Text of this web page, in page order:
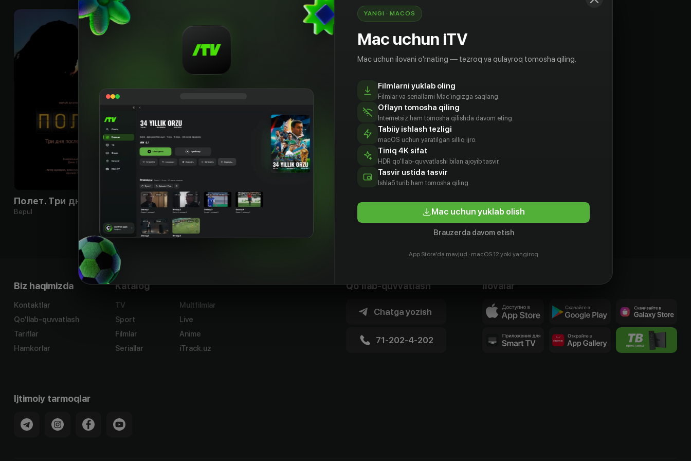
Bepul
Biz haqimizda
Kontaktlar
Qo'llab-quvvatlash
Tariflar
Hamkorlar
Katalog
TV
Sport
Filmlar
Seriallar
Multfilmlar
Live
Anime
iTrack.uz
Qo'llab-quvvatlash
Chatga yozish
71-202-4-202
Ilovalar
Ijtimoiy tarmoqlar
YANGI · MACOS
Mac uchun iTV
Mac uchun ilovani o'rnating — tezroq va qulayroq tomosha qiling.
Filmlarni yuklab oling
Filmlar va seriallarni Mac'ingizga saqlang.
Oflayn tomosha qiling
Internetsiz ham tomosha qilishda davom eting.
Tabiiy ishlash tezligi
macOS uchun yaratilgan silliq ijro.
Tiniq 4K sifat
HDR qo'llab-quvvatlashi bilan ajoyib tasvir.
Tasvir ustida tasvir
Ishlаб turib ham tomosha qiling.
Mac uchun yuklab olish
Brauzerda davom etish
App Store'da mavjud · macOS 12 yoki yangiroq